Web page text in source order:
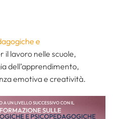
e
il lavoro nelle scuole,
dell’apprendimento,
emotiva e creatività.